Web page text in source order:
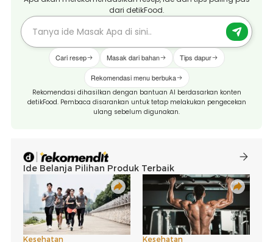
dari detikFood.
Cari resep Masak dari bahan Tips dapur
Rekomendasi menu berbuka
Rekomendasi dihasilkan dengan bantuan AI berdasarkan konten
detikFood. Pembaca disarankan untuk tetap melakukan pengecekan
ulang sebelum digunakan.